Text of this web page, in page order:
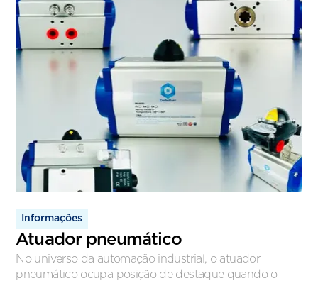
Informações
Atuador pneumático
No universo da automação industrial, o atuador
pneumático ocupa posição de destaque quando o